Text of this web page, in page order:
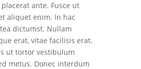
ante. Fusce ut
aliquet enim. In hac
dictumst. Nullam
erat, vitae facilisis erat.
ut tortor vestibulum
metus. Donec interdum